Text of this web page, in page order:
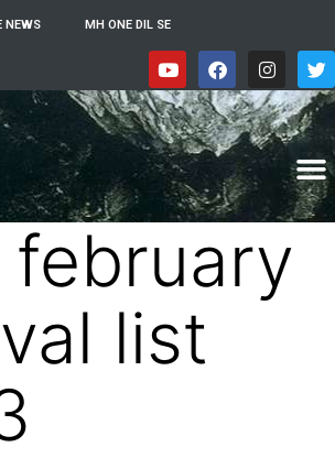
NEWS MH ONE DIL SE
february
list